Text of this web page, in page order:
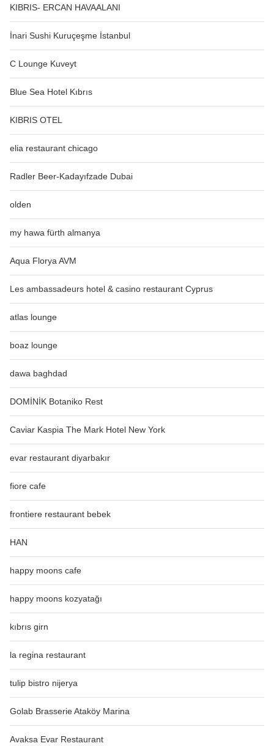
KIBRIS- ERCAN HAVAALANI
İnari Sushi Kuruçeşme İstanbul
C Lounge Kuveyt
Blue Sea Hotel Kıbrıs
KIBRIS OTEL
elia restaurant chicago
Radler Beer-Kadayıfzade Dubai
olden
my hawa fürth almanya
Aqua Florya AVM
Les ambassadeurs hotel & casino restaurant Cyprus
atlas lounge
boaz lounge
dawa baghdad
DOMİNİK Botaniko Rest
Caviar Kaspia The Mark Hotel New York
evar restaurant diyarbakır
fiore cafe
frontiere restaurant bebek
HAN
happy moons cafe
happy moons kozyatağı
kıbrıs girn
la regina restaurant
tulip bistro nijerya
Golab Brasserie Ataköy Marina
Avaksa Evar Restaurant